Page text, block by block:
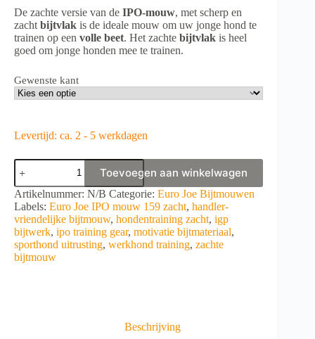
De zachte versie van de IPO-mouw, met scherp en
zacht bijtvlak is de ideale mouw om uw jonge hond te
trainen op een volle beet. Het zachte bijtvlak is heel
goed om jonge honden mee te trainen.
Gewenste kant
Levertijd: ca. 2 - 5 werkdagen
Euro
Joe
IPO
mouw
159
zacht
aantal
Toevoegen aan winkelwagen
A
l
t
e
r
n
Artikelnummer: N/B Categorie: Euro Joe Bijtmouwen
Labels: Euro Joe IPO mouw 159 zacht, handler-
vriendelijke bijtmouw, hondentraining zacht, igp
bijtwerk, ipo training gear, motivatie bijtmateriaal,
sporthond uitrusting, werkhond training, zachte
bijtmouw
Beschrijving